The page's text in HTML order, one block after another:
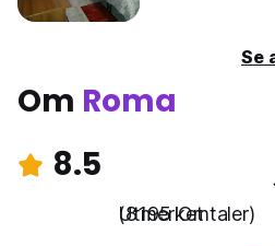
Se
Om Roma
8.5
Utmerket
(8195 Omtaler)